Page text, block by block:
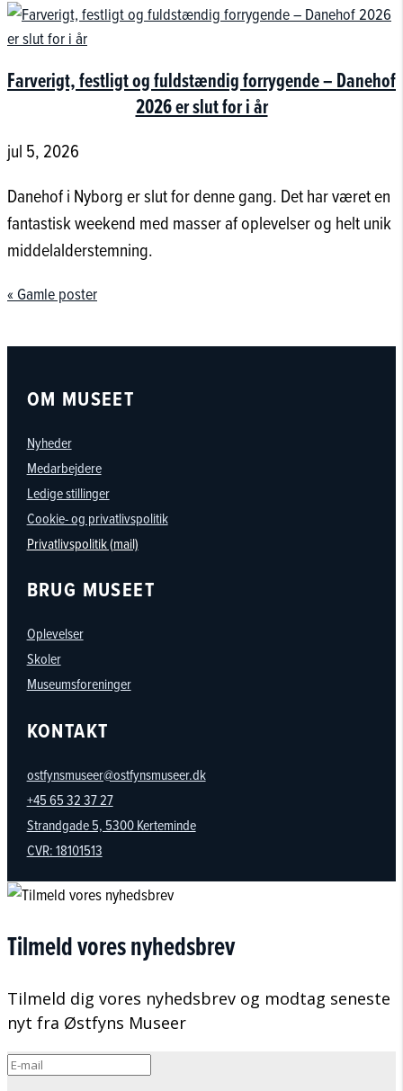
Farverigt, festligt og fuldstændig forrygende – Danehof
2026 er slut for i år
jul 5, 2026
Danehof i Nyborg er slut for denne gang. Det har været en
fantastisk weekend med masser af oplevelser og helt unik
middelalderstemning.
« Gamle poster
OM MUSEET
Nyheder
Medarbejdere
Ledige stillinger
Cookie- og privatlivspolitik
Privatlivspolitik (mail)
BRUG MUSEET
Oplevelser
Skoler
Museumsforeninger
KONTAKT
ostfynsmuseer@ostfynsmuseer.dk
+45 65 32 37 27
Strandgade 5, 5300 Kerteminde
CVR: 18101513
Tilmeld vores nyhedsbrev
Tilmeld dig vores nyhedsbrev og modtag seneste
nyt fra Østfyns Museer